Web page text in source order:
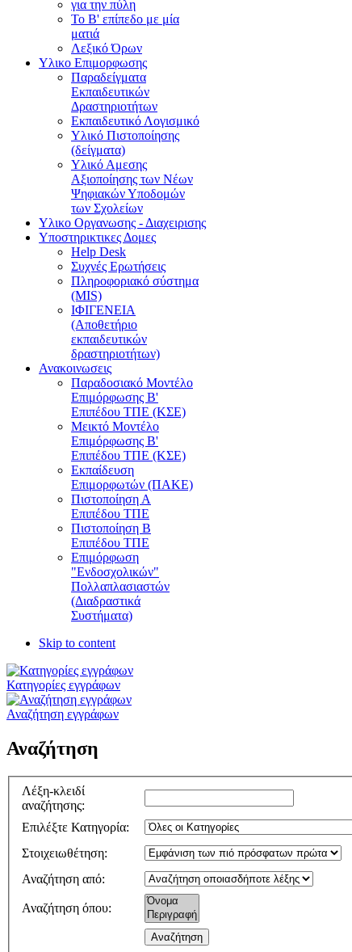
για την πύλη
Το Β' επίπεδο με μία
ματιά
Λεξικό Όρων
Υλικο Επιμορφωσης
Παραδείγματα
Εκπαιδευτικών
Δραστηριοτήτων
Εκπαιδευτικό Λογισμικό
Υλικό Πιστοποίησης
(δείγματα)
Υλικό Αμεσης
Αξιοποίησης των Νέων
Ψηφιακών Υποδομών
των Σχολείων
Υλικο Οργανωσης - Διαχειρισης
Υποστηρικτικες Δομες
Help Desk
Συχνές Ερωτήσεις
Πληροφοριακό σύστημα
(MIS)
ΙΦΙΓΕΝΕΙΑ
(Αποθετήριο
εκπαιδευτικών
δραστηριοτήτων)
Ανακοινωσεις
Παραδοσιακό Μοντέλο
Επιμόρφωσης Β'
Επιπέδου ΤΠΕ (ΚΣΕ)
Μεικτό Μοντέλο
Επιμόρφωσης Β'
Επιπέδου ΤΠΕ (ΚΣΕ)
Εκπαίδευση
Επιμορφωτών (ΠΑΚΕ)
Πιστοποίηση Α
Επιπέδου ΤΠΕ
Πιστοποίηση Β
Επιπέδου ΤΠΕ
Επιμόρφωση
"Ενδοσχολικών"
Πολλαπλασιαστών
(Διαδραστικά
Συστήματα)
Skip to content
Κατηγορίες εγγράφων
Αναζήτηση εγγράφων
Αναζήτηση
Λέξη-κλειδί
αναζήτησης:
Επιλέξτε Κατηγορία:
Στοιχειωθέτηση:
Αναζήτηση από:
Αναζήτηση όπου: